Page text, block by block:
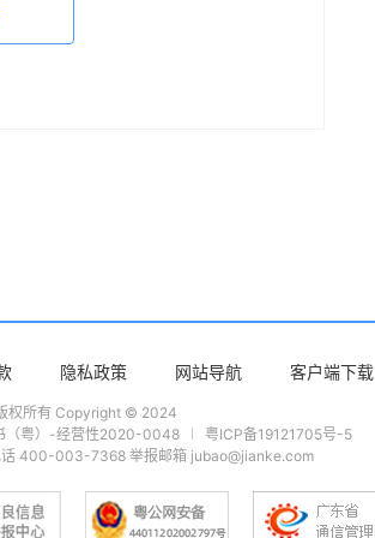
隐私政策 网站导航 客户端下载
权所有 Copyright © 2024
（粤）-经营性2020-0048
粤ICP备19121705号-5
话 400-003-7368 举报邮箱 jubao@jianke.com